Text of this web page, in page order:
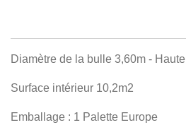
Diamètre de la bulle 3,60m -
Surface intérieur 10,2m2
Emballage : 1 Palette Europe